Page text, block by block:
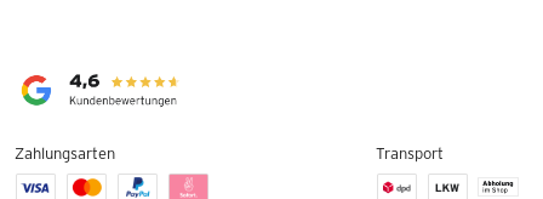
Zahlungsarten Transport